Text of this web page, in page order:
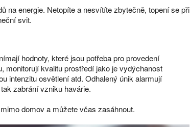
na energie. Netopíte a nesvítíte zbytečně, topení se při
svit.
hodnoty, které jsou potřeba pro provedení
monitorují kvalitu prostředí jako je vydýchanost
intenzitu osvětlení atd. Odhalený únik alarmují
zabrání vzniku havárie.
domov a můžete včas zasáhnout.